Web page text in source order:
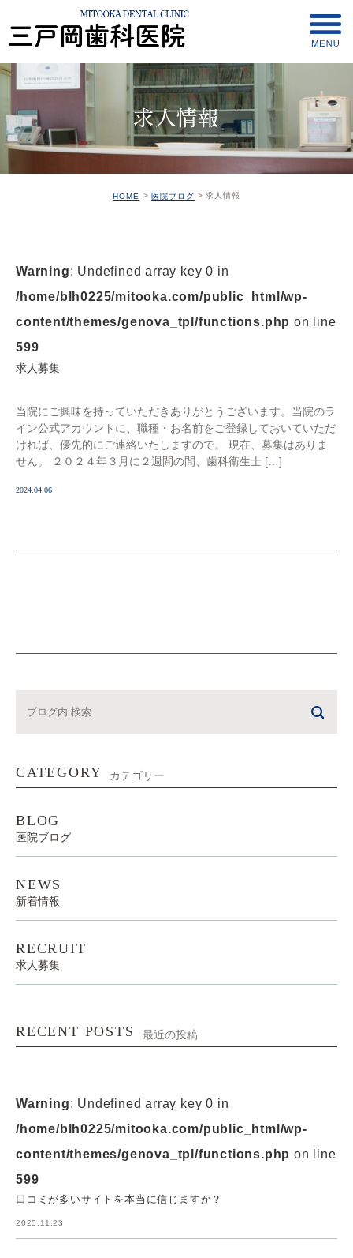
求人情報
HOME 医院ブログ 求人情報
Warning: Undefined array key 0 in
/home/blh0225/mitooka.com/public_html/wp-
content/themes/genova_tpl/functions.php on line
599
求人募集
当院にご興味を持っていただきありがとうございます。当院のラ
イン公式アカウントに、職種・お名前をご登録しておいていただ
ければ、優先的にご連絡いたしますので。 現在、募集はありま
せん。 ２０２４年３月に２週間の間、歯科衛生士 […]
2024.04.06
CATEGORY カテゴリー
BLOG
医院ブログ
NEWS
新着情報
RECRUIT
求人募集
RECENT POSTS 最近の投稿
Warning: Undefined array key 0 in
/home/blh0225/mitooka.com/public_html/wp-
content/themes/genova_tpl/functions.php on line
599
口コミが多いサイトを本当に信じますか？
2025.11.23